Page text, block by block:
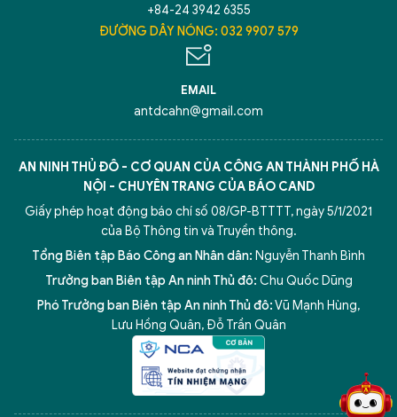
+84-24 3942 6355
ĐƯỜNG DÂY NÓNG: 032 9907 579
EMAIL
antdcahn@gmail.com
AN NINH THỦ ĐÔ - CƠ QUAN CỦA CÔNG AN THÀNH PHỐ HÀ
NỘI - CHUYÊN TRANG CỦA BÁO CAND
Giấy phép hoạt động báo chí số 08/GP-BTTTT, ngày 5/1/2021
của Bộ Thông tin và Truyền thông.
Tổng Biên tập Báo Công an Nhân dân: Nguyễn Thanh Bình
Trưởng ban Biên tập An ninh Thủ đô: Chu Quốc Dũng
Phó Trưởng ban Biên tập An ninh Thủ đô:Vũ Mạnh Hùng,
Lưu Hồng Quân, Đỗ Trần Quân
5 điểm nghẽn của Hà Nội giải pháp xử lý điểm nghẽn của